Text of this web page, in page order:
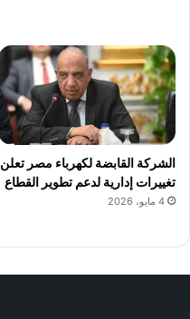
الشركة القابضة لكهرباء مصر تعلن
تغييرات إدارية لدعم تطوير القطاع
4 مايو، 2026